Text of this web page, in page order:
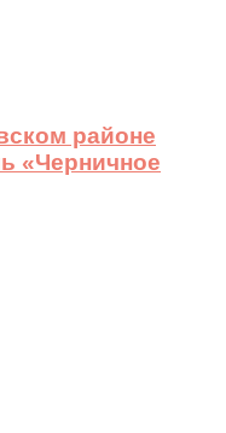
районе
«Черничное